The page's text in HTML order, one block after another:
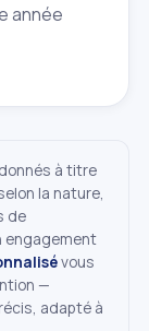
année
à titre
la nature,
de
engagement
vous
—
adapté à